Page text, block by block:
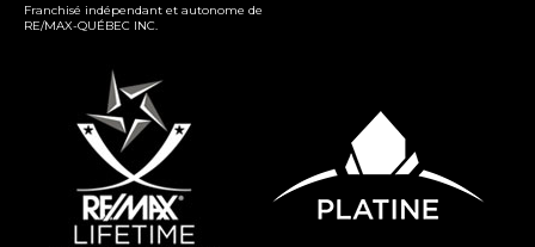
Franchisé indépendant et autonome de
RE/MAX-QUÉBEC INC.